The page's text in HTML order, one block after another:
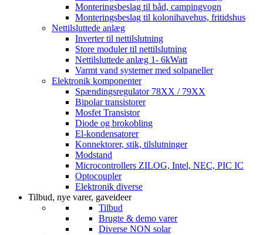
Monteringsbeslag til båd, campingvogn
Monteringsbeslag til kolonihavehus, fritidshus
Nettilsluttede anlæg
Inverter til nettilslutning
Store moduler til nettilslutning
Nettilsluttede anlæg 1- 6kWatt
Varmt vand systemer med solpaneller
Elektronik komponenter
Spændingsregulator 78XX / 79XX
Bipolar transistorer
Mosfet Transistor
Diode og brokobling
El-kondensatorer
Konnektorer, stik, tilslutninger
Modstand
Microcontrollers ZILOG, Intel, NEC, PIC IC
Optocoupler
Elektronik diverse
Tilbud, nye varer, gaveideer
Tilbud
Brugte & demo varer
Diverse NON solar